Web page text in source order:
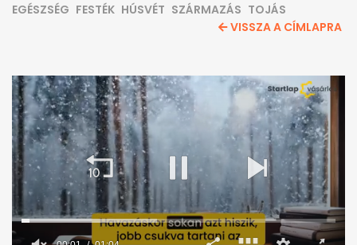
EGÉSZSÉG FESTÉK HÚSVÉT SZÁRMAZÁS TOJÁS
VISSZA A CÍMLAPRA